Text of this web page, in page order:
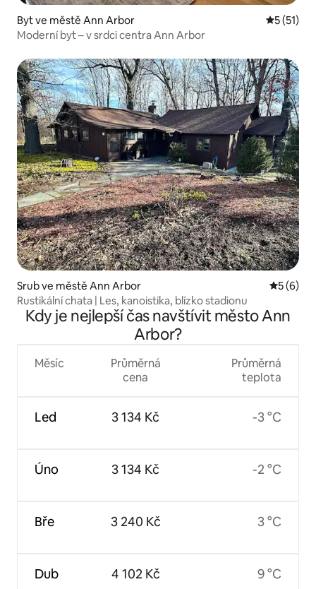
Byt ve městě Ann Arbor
5 (51)
Moderní byt – v srdci centra Ann Arbor
Srub ve městě Ann Arbor
5 (6)
Rustikální chata | Les, kanoistika, blízko stadionu
Kdy je nejlepší čas navštívit město Ann
Arbor?
Měsíc
Led
Úno
Bře
Dub
Průměrná
cena
3 134 Kč
3 134 Kč
3 240 Kč
4 102 Kč
Průměrná
teplota
-3 °C
-2 °C
3 °C
9 °C